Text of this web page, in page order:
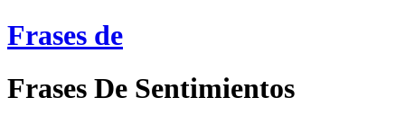
Frases de
Frases De Sentimientos